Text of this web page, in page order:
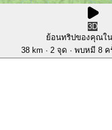
3D
ย้อนทริปของคุณใ
38 km · 2 จุด · พบหมี 8